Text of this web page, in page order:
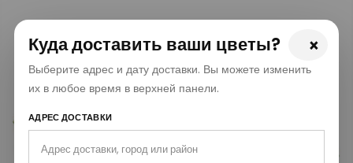
×
Куда доставить ваши цветы?
Выберите адрес и дату доставки. Вы можете изменить
их в любое время в верхней панели.
АДРЕС ДОСТАВКИ